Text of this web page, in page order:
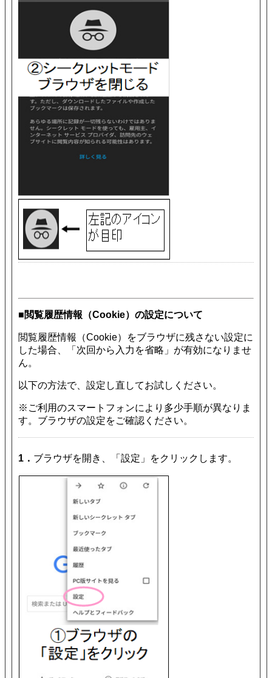
■閲覧履歴情報（Cookie）の設定について
閲覧履歴情報（Cookie）をブラウザに残さない設定に
した場合、「次回から入力を省略」が有効になりませ
ん。
以下の方法で、設定し直してお試しください。
※ご利用のスマートフォンにより多少手順が異なりま
す。ブラウザの設定をご確認ください。
1． ブラウザを開き、「設定」をクリックします。